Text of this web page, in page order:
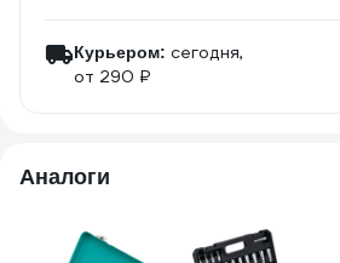
Курьером: сегодня,
от 290 ₽
Аналоги